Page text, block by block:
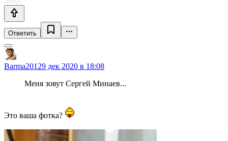
Ответить
Barma20129 дек 2020 в 18:08
Меня зовут Сергей Минаев...
Это ваша фотка?